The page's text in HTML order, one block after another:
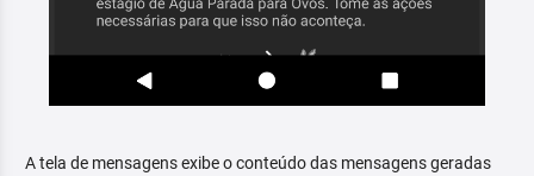
A tela de mensagens exibe o conteúdo das mensagens geradas